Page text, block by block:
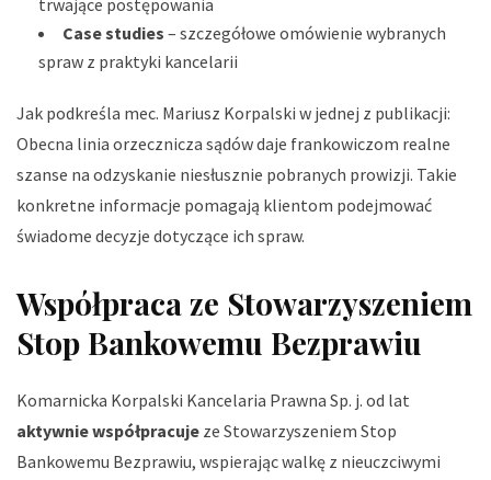
trwające postępowania
Case studies – szczegółowe omówienie wybranych
spraw z praktyki kancelarii
Jak podkreśla mec. Mariusz Korpalski w jednej z publikacji:
Obecna linia orzecznicza sądów daje frankowiczom realne
szanse na odzyskanie niesłusznie pobranych prowizji. Takie
konkretne informacje pomagają klientom podejmować
świadome decyzje dotyczące ich spraw.
Współpraca ze Stowarzyszeniem
Stop Bankowemu Bezprawiu
Komarnicka Korpalski Kancelaria Prawna Sp. j. od lat
aktywnie współpracuje ze Stowarzyszeniem Stop
Bankowemu Bezprawiu, wspierając walkę z nieuczciwymi